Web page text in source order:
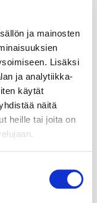
ja mainosten
Lisäksi
ja analytiikka-
käytät
näitä
heille tai joita on